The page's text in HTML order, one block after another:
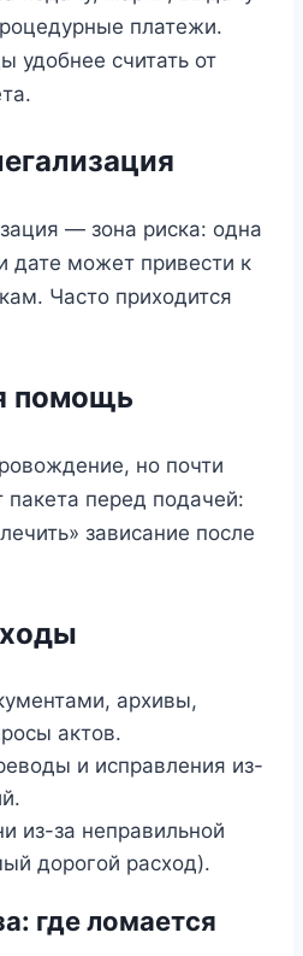
платежи.
удобнее считать от
— зона риска: одна
дате может привести к
Часто приходится
помощь
но почти
пакета перед подачей:
зависание после
архивы,
актов.
и исправления из-
из-за неправильной
дорогой расход).
где ломается